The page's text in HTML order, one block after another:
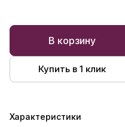
В корзину
Купить в 1 клик
Характеристики